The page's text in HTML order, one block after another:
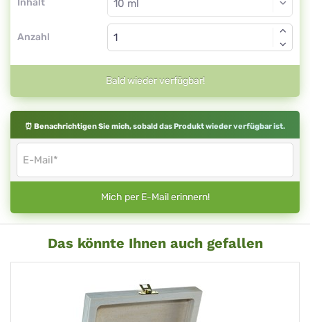
Inhalt
Anzahl
Bald wieder verfügbar!
⏰ Benachrichtigen Sie mich, sobald das Produkt wieder verfügbar ist.
Mich per E-Mail erinnern!
Das könnte Ihnen auch gefallen